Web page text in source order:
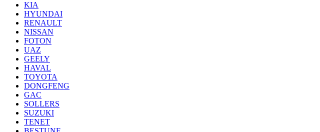
KIA
HYUNDAI
RENAULT
NISSAN
FOTON
UAZ
GEELY
HAVAL
TOYOTA
DONGFENG
GAC
SOLLERS
SUZUKI
TENET